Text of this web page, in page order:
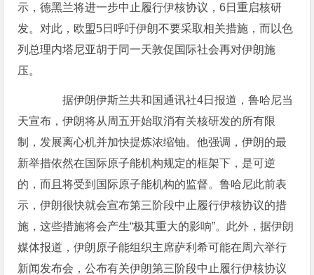
示，德黑兰将进一步中止履行伊核协议，6日重启核研
发。对此，欧盟5日呼吁伊朗不要采取相关措施，而以色
列总理内塔尼亚胡于同一天敦促国际社会再对伊朗施
压。
据伊朗伊斯兰共和国通讯社4日报道，鲁哈尼当
天宣布，伊朗将从周五开始取消有关核研发的所有限
制，发展离心机并加快提炼浓缩铀。他强调，伊朗的最
新举措依然在国际原子能机构规定的框架下，是可逆
的，而且将受到国际原子能机构的监督。鲁哈尼此前表
示，伊朗很快就会宣布第三阶段中止履行伊核协议的措
施，这些措施将会产生“极其重大的影响”。此外，据伊朗
媒体报道，伊朗原子能组织主席萨利希可能在周六举行
新闻发布会，公布有关伊朗第三阶段中止履行伊核协议